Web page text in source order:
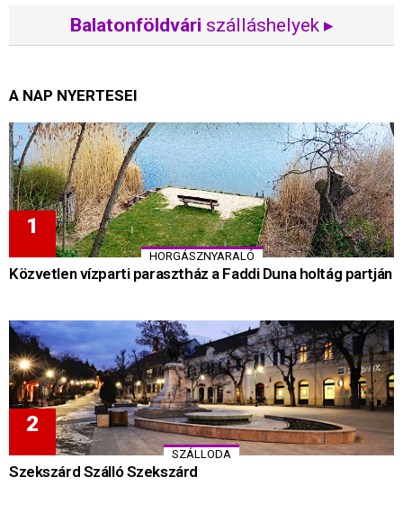
Balatonföldvári szálláshelyek ▸
A NAP NYERTESEI
HORGÁSZNYARALÓ
Közvetlen vízparti parasztház a Faddi Duna holtág partján
SZÁLLODA
Szekszárd Szálló Szekszárd